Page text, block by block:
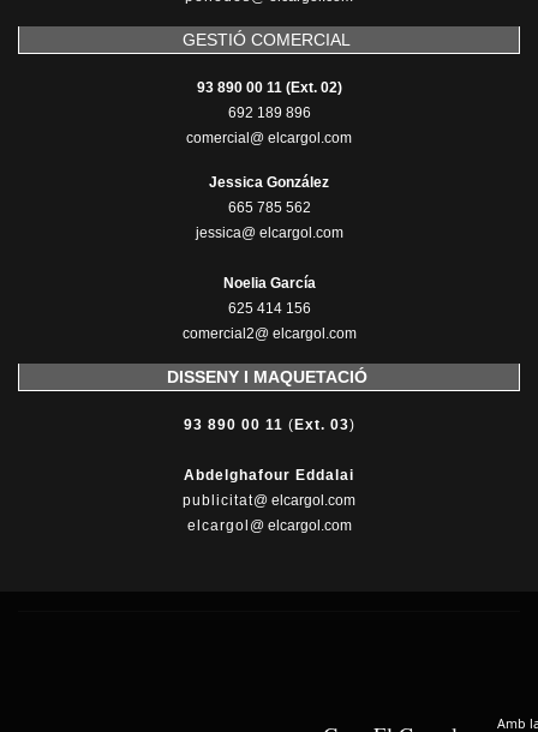
GESTIÓ COMERCIAL
93 890 00 11 (Ext. 02)
692 189 896
comercial@ elcargol.com
Jessica González
665 785 562
jessica@ elcargol.com
Noelia García
625 414 156
comercial2@ elcargol.com
DISSENY I MAQUETACIÓ
93 890 00 11 ( Ext. 03)
Abdelghafour Eddalai
publicitat@ elcargol.com
elcargol @ elcargol.com
Amb